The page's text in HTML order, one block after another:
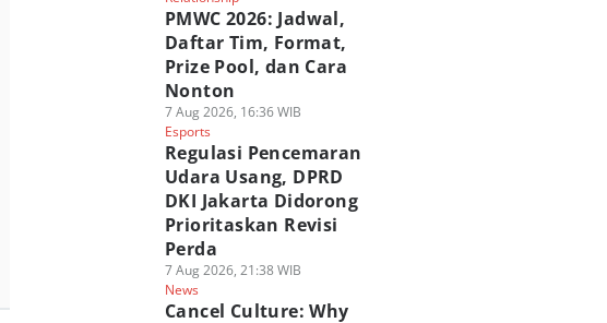
PMWC 2026: Jadwal,
Daftar Tim, Format,
Prize Pool, dan Cara
Nonton
7 Aug 2026, 16:36 WIB
Esports
Regulasi Pencemaran
Udara Usang, DPRD
DKI Jakarta Didorong
Prioritaskan Revisi
Perda
7 Aug 2026, 21:38 WIB
News
Cancel Culture: Why